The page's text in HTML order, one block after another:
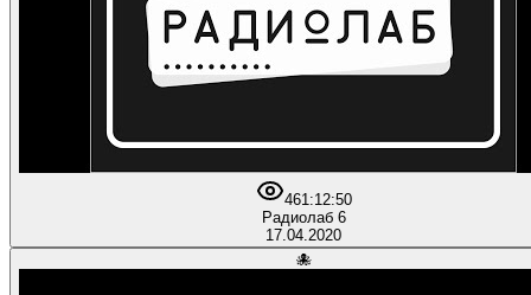
461:12:50
Радиолаб 6
17.04.2020
🐙